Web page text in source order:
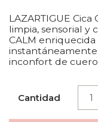
LAZARTIGUE
limpia, sensorial y
CALM
instantáneamente
inconfort de
Cantidad